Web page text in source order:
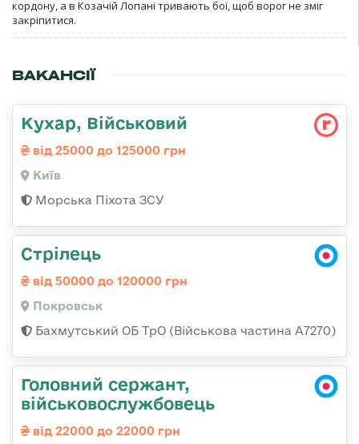
кордону, а в Козачій Лопані тривають бої, щоб ворог не зміг
закріпитися.
ВАКАНСІЇ
Кухар, Військовий
від 25000 до 125000 грн
Київ
Морська Піхота ЗСУ
Стрілець
від 50000 до 120000 грн
Покровськ
Бахмутський ОБ ТрО (Військова частина А7270)
Головний сержант,
військовослужбовець
від 22000 до 22000 грн